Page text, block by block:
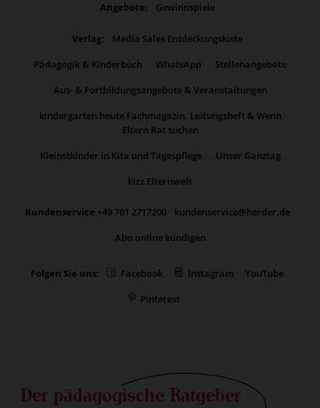
Angebote: Gewinnspiele
Verlag:
Media Sales Entdeckungskiste
Pädagogik & Kinderbuch
WhatsApp
Stellenangebote
Aus- & Fortbildungsangebote & Veranstaltungen
kindergarten heute Fachmagazin, Leitungsheft & Wenn
Eltern Rat suchen
Kleinstkinder in Kita und Tagespflege
Unser Ganztag
kizz Elternwelt
Kundenservice +49 761 2717200
kundenservice@herder.de
Abo online kündigen
Folgen Sie uns: Facebook Instagram
YouTube
Pinterest
Der pädagogische Ratgeber